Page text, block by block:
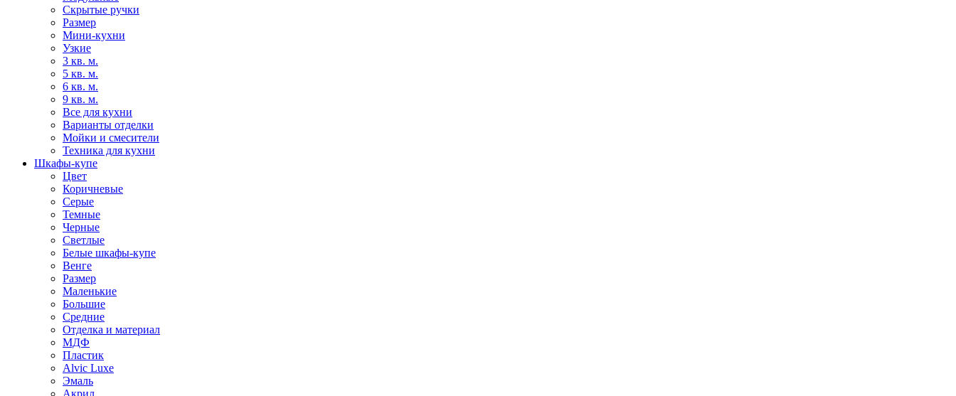
Скрытые ручки
Размер
Мини-кухни
Узкие
3 кв. м.
5 кв. м.
6 кв. м.
9 кв. м.
Все для кухни
Варианты отделки
Мойки и смесители
Техника для кухни
Шкафы-купе
Цвет
Коричневые
Серые
Темные
Черные
Светлые
Белые шкафы-купе
Венге
Размер
Маленькие
Большие
Средние
Отделка и материал
МДФ
Пластик
Alvic Luxe
Эмаль
Акрил